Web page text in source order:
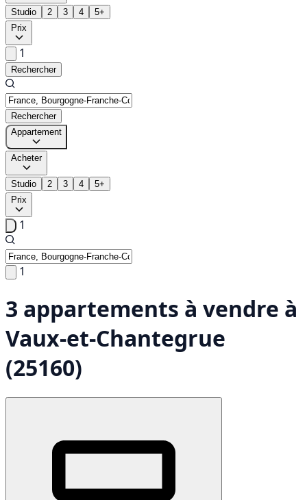
Studio 2 3 4
5+
Prix
1
Rechercher
Rechercher
Appartement
Acheter
Studio 2 3 4
5+
Prix
1
1
3 appartements à vendre à
Vaux-et-Chantegrue
(25160)